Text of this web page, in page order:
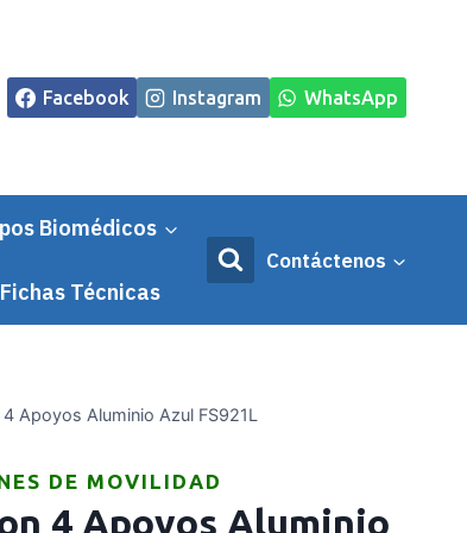
Facebook Instagram WhatsApp
Biomédicos
Técnicas
Contáctenos
Apoyos Aluminio Azul FS921L
DE MOVILIDAD
4 Apoyos Aluminio